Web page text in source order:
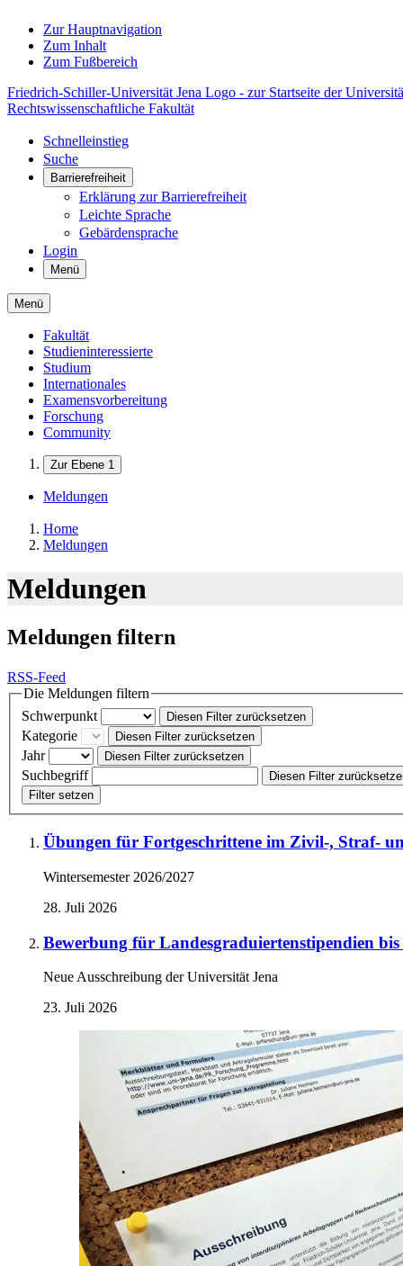
Zur Hauptnavigation
Zum Inhalt
Zum Fußbereich
Friedrich-Schiller-Universität Jena Logo - zur Startseite der
Rechtswissenschaftliche Fakultät
Schnelleinstieg
Suche
Barrierefreiheit
Erklärung zur Barrierefreiheit
Leichte Sprache
Gebärdensprache
Login
Menü
Menü
Fakultät
Studieninteressierte
Studium
Internationales
Examensvorbereitung
Forschung
Community
Zur Ebene 1
Meldungen
Home
Meldungen
Meldungen
Meldungen filtern
RSS-Feed
Die Meldungen filtern
Schwerpunkt
Diesen Filter zurücksetzen
Kategorie Diesen Filter zurücksetzen
Jahr Diesen Filter zurücksetzen
Suchbegriff
Diesen Filter
Filter setzen
Übungen für Fortgeschrittene im Zivil-, Straf-
Wintersemester 2026/2027
28. Juli 2026
Bewerbung für Landesgraduiertenstipendien
Neue Ausschreibung der Universität Jena
23. Juli 2026